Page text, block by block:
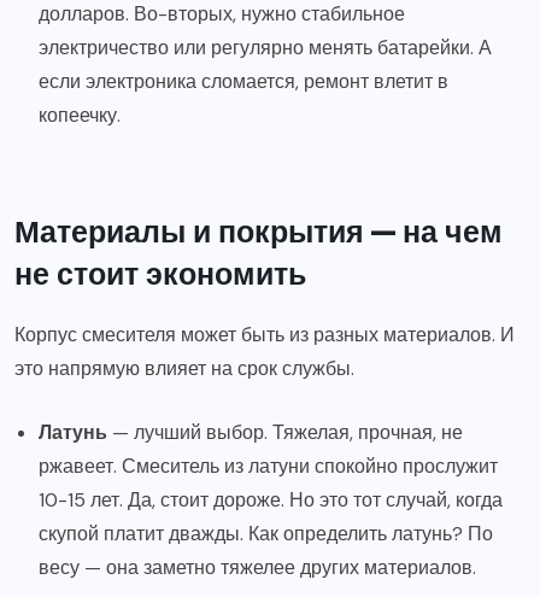
долларов. Во-вторых, нужно стабильное
электричество или регулярно менять батарейки. А
если электроника сломается, ремонт влетит в
копеечку.
Материалы и покрытия — на чем
не стоит экономить
Корпус смесителя может быть из разных материалов. И
это напрямую влияет на срок службы.
Латунь — лучший выбор. Тяжелая, прочная, не
ржавеет. Смеситель из латуни спокойно прослужит
10-15 лет. Да, стоит дороже. Но это тот случай, когда
скупой платит дважды. Как определить латунь? По
весу — она заметно тяжелее других материалов.